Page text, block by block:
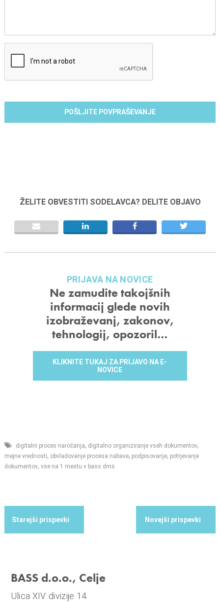
ŽELITE OBVESTITI SODELAVCA? DELITE OBJAVO
PRIJAVA NA NOVICE
Ne zamudite takojšnih
informacij glede novih
izobraževanj, zakonov,
tehnologij, opozoril…
KLIKNITE TUKAJ ZA PRIJAVO NA E-
NOVICE
digitalni proces naročanja, digitalno organiziranje vseh dokumentov,
mejne vrednosti, obvladovanje procesa nabave, podpisovanje, potrjevanje
dokumentov, vse na 1 mestu v bass dms
BASS d.o.o., Celje
Ulica XIV. divizije 14